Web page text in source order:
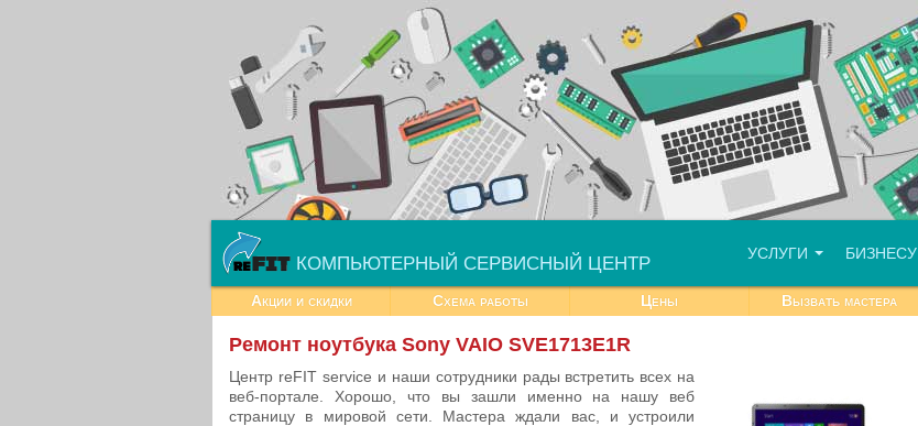
КОМПЬЮТЕРНЫЙ СЕРВИСНЫЙ ЦЕНТР УСЛУГИ БИЗНЕСУ
Акции и скидки Схема работы Цены Вызвать мастера
Ремонт ноутбука Sony VAIO SVE1713E1R
Центр reFIT service и наши сотрудники рады встретить всех на
веб-портале. Хорошо, что вы зашли именно на нашу веб
страницу в мировой сети. Мастера ждали вас, и устроили